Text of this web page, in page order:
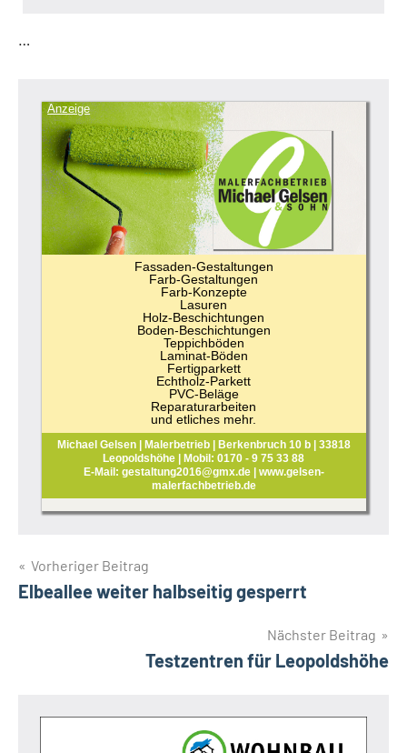
…
Anzeige
Fassaden-Gestaltungen
Farb-Gestaltungen
Farb-Konzepte
Lasuren
Holz-Beschichtungen
Boden-Beschichtungen
Teppichböden
Laminat-Böden
Fertigparkett
Echtholz-Parkett
PVC-Beläge
Reparaturarbeiten
und etliches mehr.
Michael Gelsen | Malerbetrieb | Berkenbruch 10 b | 33818
Leopoldshöhe | Mobil: 0170 - 9 75 33 88
E-Mail: gestaltung2016@gmx.de | www.gelsen-
malerfachbetrieb.de
Beitragsnavigation
Vorheriger Beitrag
Elbeallee weiter halbseitig gesperrt
Nächster Beitrag
Testzentren für Leopoldshöhe